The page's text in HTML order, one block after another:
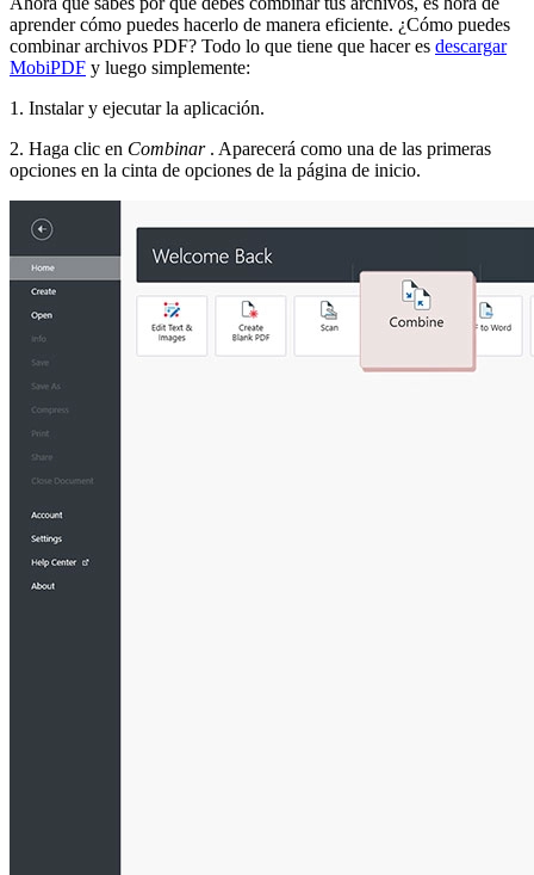
aprender cómo puedes hacerlo de manera eficiente. ¿Cómo puedes
combinar archivos PDF? Todo lo que tiene que hacer es descargar
MobiPDF y luego simplemente:
1. Instalar y ejecutar la aplicación.
2. Haga clic en Combinar . Aparecerá como una de las primeras
opciones en la cinta de opciones de la página de inicio.